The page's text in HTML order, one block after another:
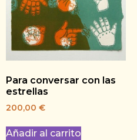
Para conversar con las
estrellas
200,00 €
Añadir al carrito